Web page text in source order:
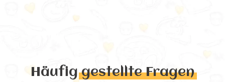
Häufiggestellte Fragen